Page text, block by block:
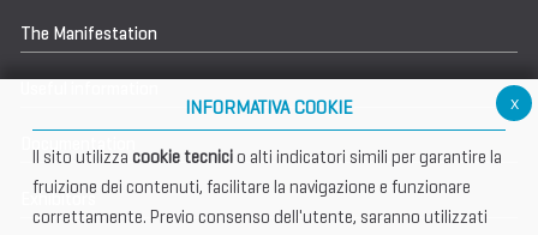
The Manifestation
Exhibitors
x
INFORMATIVA COOKIE
Il sito utilizza cookie tecnicio alti indicatori simili per garantire la
fruizione dei contenuti, facilitare la navigazione e funzionare
correttamente. Previo consenso dell'utente, saranno utilizzati